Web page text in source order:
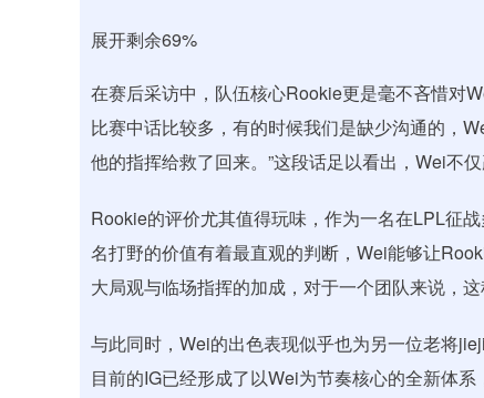
展开剩余69%
在赛后采访中，队伍核心Rookie更是毫不吝惜对
比赛中话比较多，有的时候我们是缺少沟通的，
他的指挥给救了回来。”这段话足以看出，Wei不
Rookie的评价尤其值得玩味，作为一名在LPL征
名打野的价值有着最直观的判断，Wei能够让
大局观与临场指挥的加成，对于一个团队来说，
与此同时，Wei的出色表现似乎也为另一位老将
目前的IG已经形成了以Wei为节奏核心的全新体